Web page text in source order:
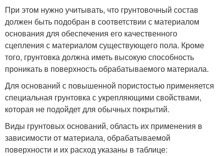
При этом нужно учитывать, что грунтовочный состав
должен быть подобран в соответствии с материалом
основания для обеспечения его качественного
сцепления с материалом существующего пола. Кроме
того, грунтовка должна иметь высокую способность
проникать в поверхность обрабатываемого материала.
Для оснований с повышенной пористостью применяется
специальная грунтовка с укрепляющими свойствами,
которая не подойдет для обычных покрытий.
Виды грунтовых оснований, область их применения в
зависимости от материала, обрабатываемой
поверхности и их расход указаны в таблице: